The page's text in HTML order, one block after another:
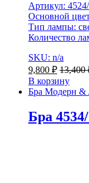
Артикул:
Основной
Тип лампы:
Количество
SKU: n/a
9,800 ₽ 13,400
В корзину
Бра Модерн &
Бра